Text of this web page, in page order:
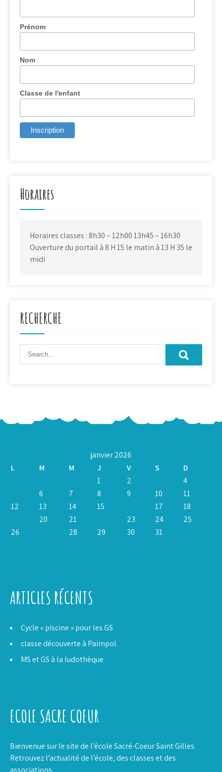
Prénom
Nom
Classe de l'enfant
Horaires
Horaires classes : 8h30 – 12h00 13h45 – 16h30
Ouverture du portail à 8 H 15 le matin à 13 H 35 le
midi
RECHERCHE
janvier 2026
L
M M J V S
D
1
2
4
6 7 8 9 10
11
12
13 14 15 17
18
20 21 23 24
25
26
28 29 30
31
ARTICLES RÉCENTS
Cycle « piscine » pour les GS
classe découverte à Paimpol
MS et GS à la ludothèque
ECOLE SACRE COEUR
Bienvenue sur le site de l’école Sacré-Coeur Saint Gilles.
Retrouvez l’actualité de l’école, des classes et des
associations.